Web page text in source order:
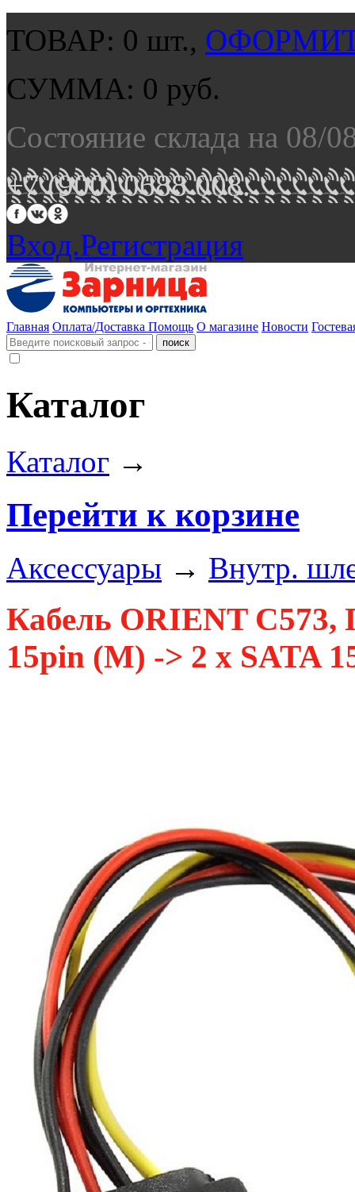
ТОВАР: 0 шт.,
СУММА: 0 руб.
Состояние склада на 08/
+7 (900) 0688 008.
Вход.Регистрация
Главная Оплата/Доставка Помощь О магазине Новости
Каталог
Каталог →
Перейти к корзине
Аксессуары → Внутр.
Кабель ORIENT C573,
15pin (M) -> 2 x SATA